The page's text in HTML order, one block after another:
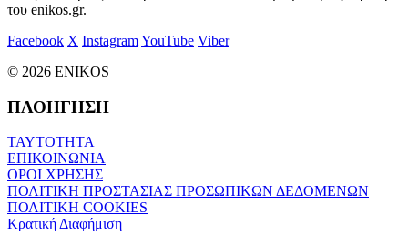
του enikos.gr.
Facebook X InstagramYouTube Viber
© 2026 ENIKOS
ΠΛΟΗΓΗΣΗ
ΤΑΥΤΟΤΗΤΑ
ΕΠΙΚΟΙΝΩΝΙΑ
ΟΡΟΙ ΧΡΗΣΗΣ
ΠΟΛΙΤΙΚΗ ΠΡΟΣΤΑΣΙΑΣ ΠΡΟΣΩΠΙΚΩΝ ΔΕΔΟΜΕΝΩΝ
ΠΟΛΙΤΙΚΗ COOKIES
Κρατική Διαφήμιση